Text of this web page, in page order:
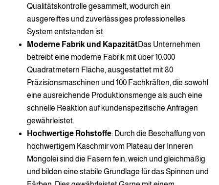
Qualitätskontrolle gesammelt, wodurch ein
ausgereiftes und zuverlässiges professionelles
System entstanden ist.
Moderne Fabrik und KapazitätDas Unternehmen
betreibt eine moderne Fabrik mit über 10.000
Quadratmetern Fläche, ausgestattet mit 80
Präzisionsmaschinen und 100 Fachkräften, die sowohl
eine ausreichende Produktionsmenge als auch eine
schnelle Reaktion auf kundenspezifische Anfragen
gewährleistet.
Hochwertige Rohstoffe: Durch die Beschaffung von
hochwertigem Kaschmir vom Plateau der Inneren
Mongolei sind die Fasern fein, weich und gleichmäßig
und bilden eine stabile Grundlage für das Spinnen und